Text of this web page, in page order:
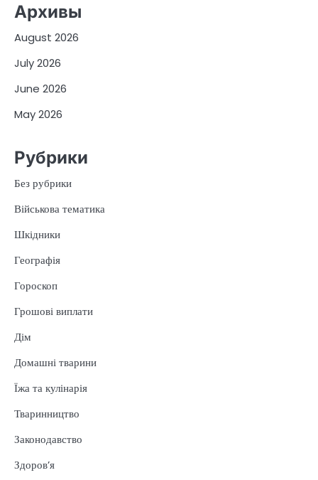
Архивы
August 2026
July 2026
June 2026
May 2026
Рубрики
Без рубрики
Військова тематика
Шкідники
Географія
Гороскоп
Грошові виплати
Дім
Домашні тварини
Їжа та кулінарія
Тваринництво
Законодавство
Здоров’я